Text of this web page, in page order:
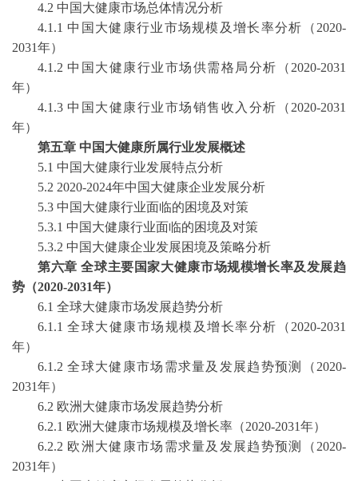
4.2 中国大健康市场总体情况分析
4.1.1 中国大健康行业市场规模及增长率分析（2020-
2031年）
4.1.2 中国大健康行业市场供需格局分析（2020-2031
年）
4.1.3 中国大健康行业市场销售收入分析（2020-2031
年）
第五章 中国大健康所属行业发展概述
5.1 中国大健康行业发展特点分析
5.2 2020-2024年中国大健康企业发展分析
5.3 中国大健康行业面临的困境及对策
5.3.1 中国大健康行业面临的困境及对策
5.3.2 中国大健康企业发展困境及策略分析
第六章 全球主要国家大健康市场规模增长率及发展趋
势（2020-2031年）
6.1 全球大健康市场发展趋势分析
6.1.1 全球大健康市场规模及增长率分析（2020-2031
年）
6.1.2 全球大健康市场需求量及发展趋势预测（2020-
2031年）
6.2 欧洲大健康市场发展趋势分析
6.2.1 欧洲大健康市场规模及增长率（2020-2031年）
6.2.2 欧洲大健康市场需求量及发展趋势预测（2020-
2031年）